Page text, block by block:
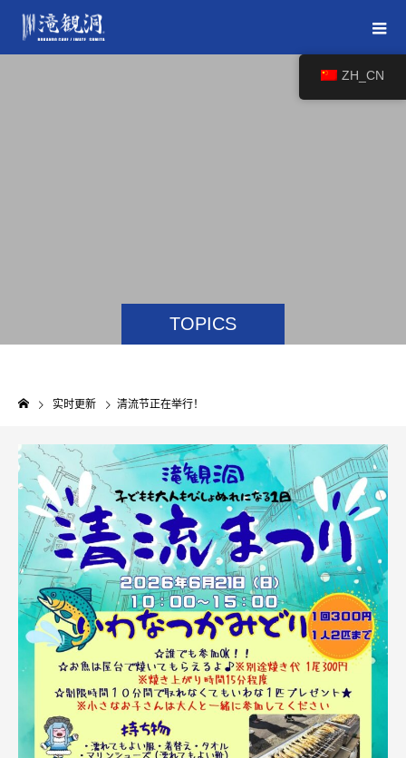
TOPICS
实时更新 清流节正在举行！
ZH_CN